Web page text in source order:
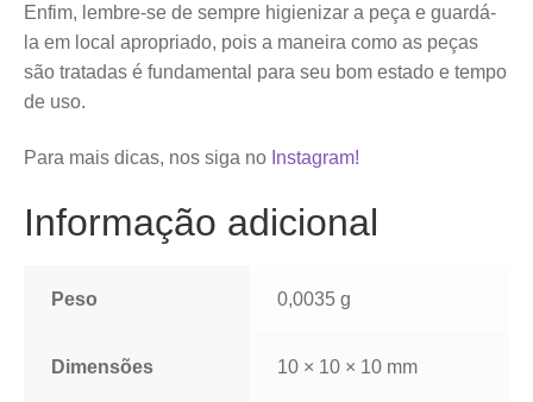
Enfim, lembre-se de sempre higienizar a peça e guardá-
la em local apropriado, pois a maneira como as peças
são tratadas é fundamental para seu bom estado e tempo
de uso.
Para mais dicas, nos siga no Instagram!
Informação adicional
Peso 0,0035 g
Dimensões 10 × 10 × 10 mm